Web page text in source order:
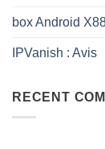
box Android
IPVanish : Avis
RECENT